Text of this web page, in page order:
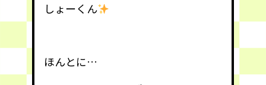
しょーくん
ほんとに…